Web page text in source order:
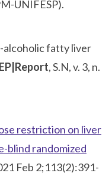
UNIFESP).
alcoholic fatty liver
, S.N, v. 3, n.
restriction on liver
blind randomized
Feb 2;113(2):391-